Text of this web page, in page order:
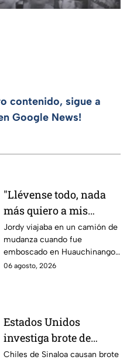
contenido, sigue a
Google News!
"Llévense todo, nada
más quiero a mis
perritas": Asaltan a un
joven, vacían sus
cuentas y le roban a sus
mascotas en
Jordy viajaba en un camión de
mudanza cuando fue
emboscado en Huauchinango,
Puebla, Además de quitarle
06 agosto, 2026
Estados Unidos
investiga brote de
Salmonella por chiles
Chiles de Sinaloa causan brote